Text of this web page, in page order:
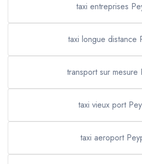
taxi entreprises
taxi longue distance
transport sur mesure
taxi vieux port
taxi aeroport